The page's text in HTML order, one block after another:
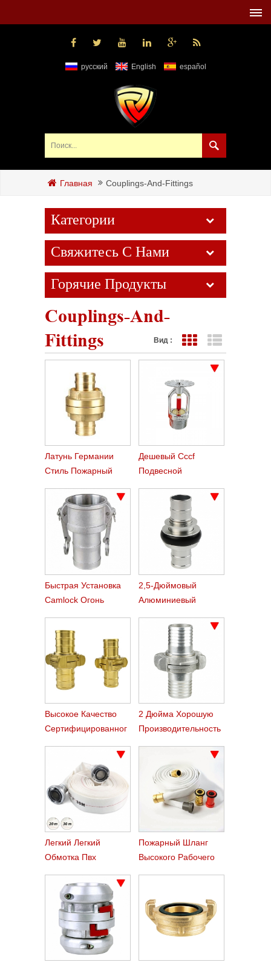
русский English español
Главная Couplings-And-Fittings
Категории
Свяжитесь С Нами
Горячие Продукты
Couplings-And-
Fittings
Вид : Представление
Латунь Германии
Стиль Пожарный
Дешевый Cccf
Подвесной
Спринклер
Быстрая Установка
Camlock Огонь
2,5-Дюймовый
Алюминиевый
Шланг Сцепления
Высокое Качество
Сертифицированног
Сцепления
2 Дюйма Хорошую
Производительность
Сцепления
Легкий Легкий
Обмотка Пвх
Пожарный Шланг
Высокого Рабочего
Службы